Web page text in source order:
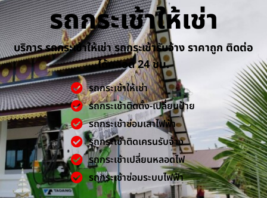
รถกระเช้าให้เช่า
บริการ รถกระเช้าให้เช่า รถกระเช้ารับจ้าง ราคาถูก ติดต่อ
ได้ตลอด 24 ชม.
รถกระเช้าให้เช่า
รถกระเช้าติดตั้ง-เปลี่ยนป้าย
รถกระเช้าซ่อมเสาไฟฟ้า
รถกระเช้าติดเครนรับจ้าง
รถกระเช้าเปลี่ยนหลอดไฟ
รถกระเช้าซ่อมระบบไฟฟ้า